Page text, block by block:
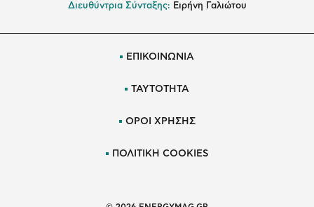
Διευθύντρια Σύνταξης: Ειρήνη Γαλιώτου
ΕΠΙΚΟΙΝΩΝΙΑ
ΤΑΥΤΟΤΗΤΑ
ΟΡΟΙ ΧΡΗΣΗΣ
ΠΟΛΙΤΙΚΗ COOKIES